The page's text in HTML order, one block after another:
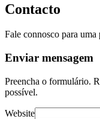
Contacto
Fale connosco para uma
Enviar mensagem
Preencha o formulário.
possível.
Website